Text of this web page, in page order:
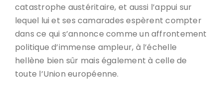
catastrophe austéritaire, et aussi l’appui sur
lequel lui et ses camarades espèrent compter
dans ce qui s’annonce comme un affrontement
politique d’immense ampleur, à l’échelle
hellène bien sûr mais également à celle de
toute l’Union européenne.